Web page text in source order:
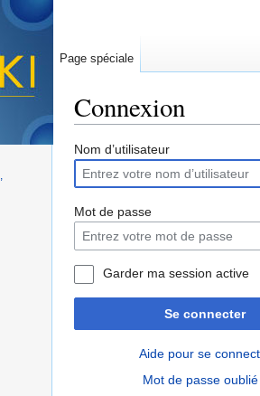
Connexion
Nom d’utilisateur
Mot de passe
Garder ma session active
Se connecter
Aide pour se
Mot de passe oublié
Page spéciale